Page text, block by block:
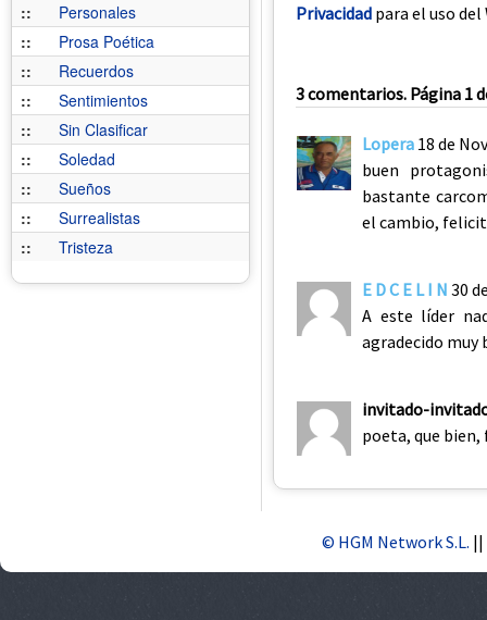
::
Personales
::
Prosa Poética
::
Recuerdos
::
Sentimientos
::
Sin Clasificar
::
Soledad
::
Sueños
::
Surrealistas
::
Tristeza
Privacidad para el uso del
3 comentarios. Página 1
Lopera 18 de
buen
bastante
el cambio,
E D C E L I N 30
A este líder
agradecido muy
invitado-
poeta, que
© HGM Network S.L. ||